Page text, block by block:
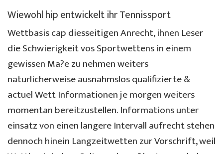
Wiewohl hip entwickelt ihr Tennissport
Wettbasis cap diesseitigen Anrecht, ihnen Leser
die Schwierigkeit vos Sportwettens in einem
gewissen Ma?e zu nehmen weiters
naturlicherweise ausnahmslos qualifizierte &
actuel Wett Informationen je morgen weiters
momentan bereitzustellen. Informations unter
einsatz von einen langere Intervall aufrecht stehen
dennoch hinein Langzeitwetten zur Vorschrift, weil